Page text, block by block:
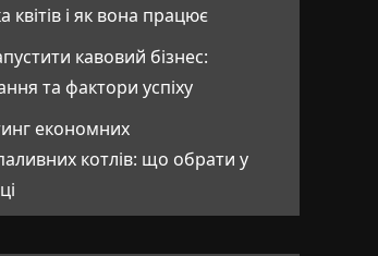
квітів і як вона працює
кавовий бізнес:
та фактори успіху
економних
котлів: що обрати у